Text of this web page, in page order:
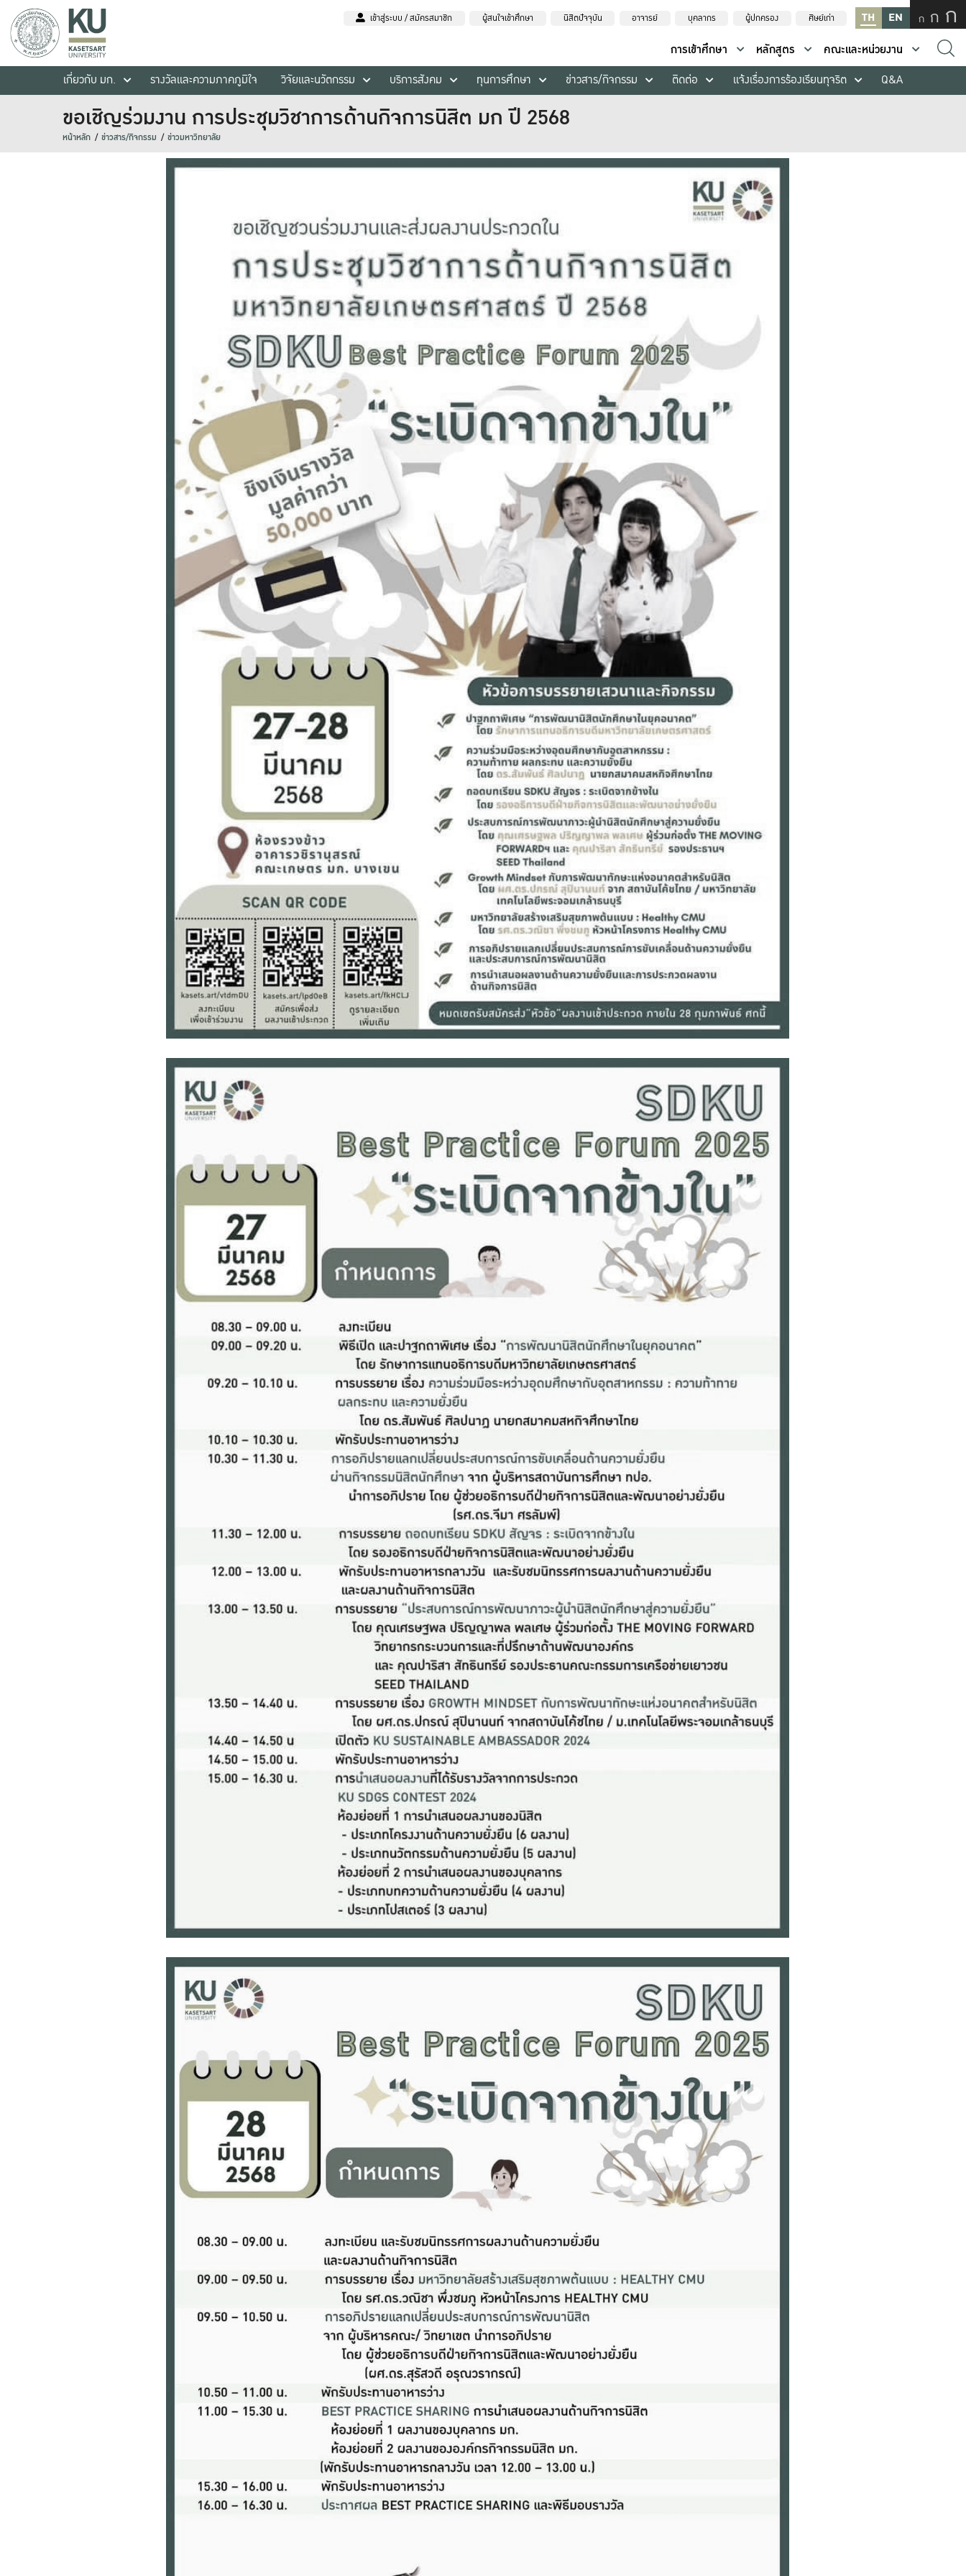
เข้าสู่ระบบ / สมัครสมาชิก ผู้สนใจเข้าศึกษา นิสิตปัจจุบัน อาจารย์ บุคลากร ผู้ปกครอง ศิษย์เก่า TH EN ก ก ก
การเข้าศึกษา หลักสูตร
คณะและหน่วยงาน
เกี่ยวกับ มก.
รางวัลและความภาคภูมิใจ วิจัยและนวัตกรรม บริการสังคม ทุนการศึกษา ข่าวสาร/กิจกรรม ติดต่อ แจ้งเรื่องการร้องเรียนทุจริต Q&A
ขอเชิญร่วมงาน การประชุมวิชาการด้านกิจการนิสิต มก ปี 2568
หน้าหลัก ข่าวสาร/กิจกรรม ข่าวมหาวิทยาลัย